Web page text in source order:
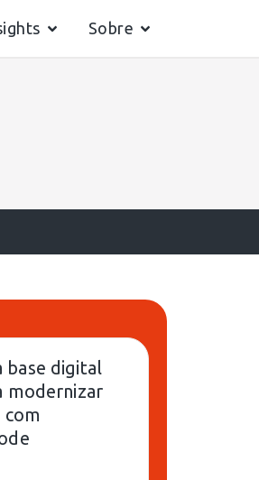
Sobre
base digital
modernizar
com